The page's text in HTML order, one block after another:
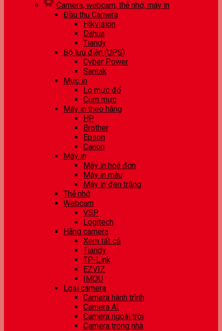
Camera, webcam, thẻ nhớ, máy in
Đầu thu Camera
Hikvision
Dahua
Tiandy
Bộ lưu điện (UPS)
Cyber Power
Santak
Mực in
Lọ mực đổ
Cụm mực
Máy in theo hãng
HP
Brother
Epson
Canon
Máy in
Máy in hoá đơn
Máy in màu
Máy in đen trắng
Thẻ nhớ
Webcam
VSP
Logitech
Hãng camera
Xem tất cả
Tiandy
TP-Link
EZVIZ
IMOU
Loại camera
Camera hành trình
Camera AI
Camera ngoài trời
Camera trong nhà